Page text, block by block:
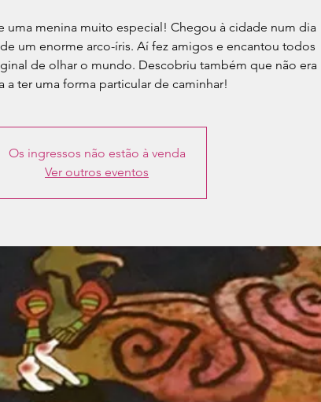
uma menina muito especial! Chegou à cidade num dia
um enorme arco-íris. Aí fez amigos e encantou todos
de olhar o mundo. Descobriu também que não era
Os ingressos não estão à venda
Ver outros eventos